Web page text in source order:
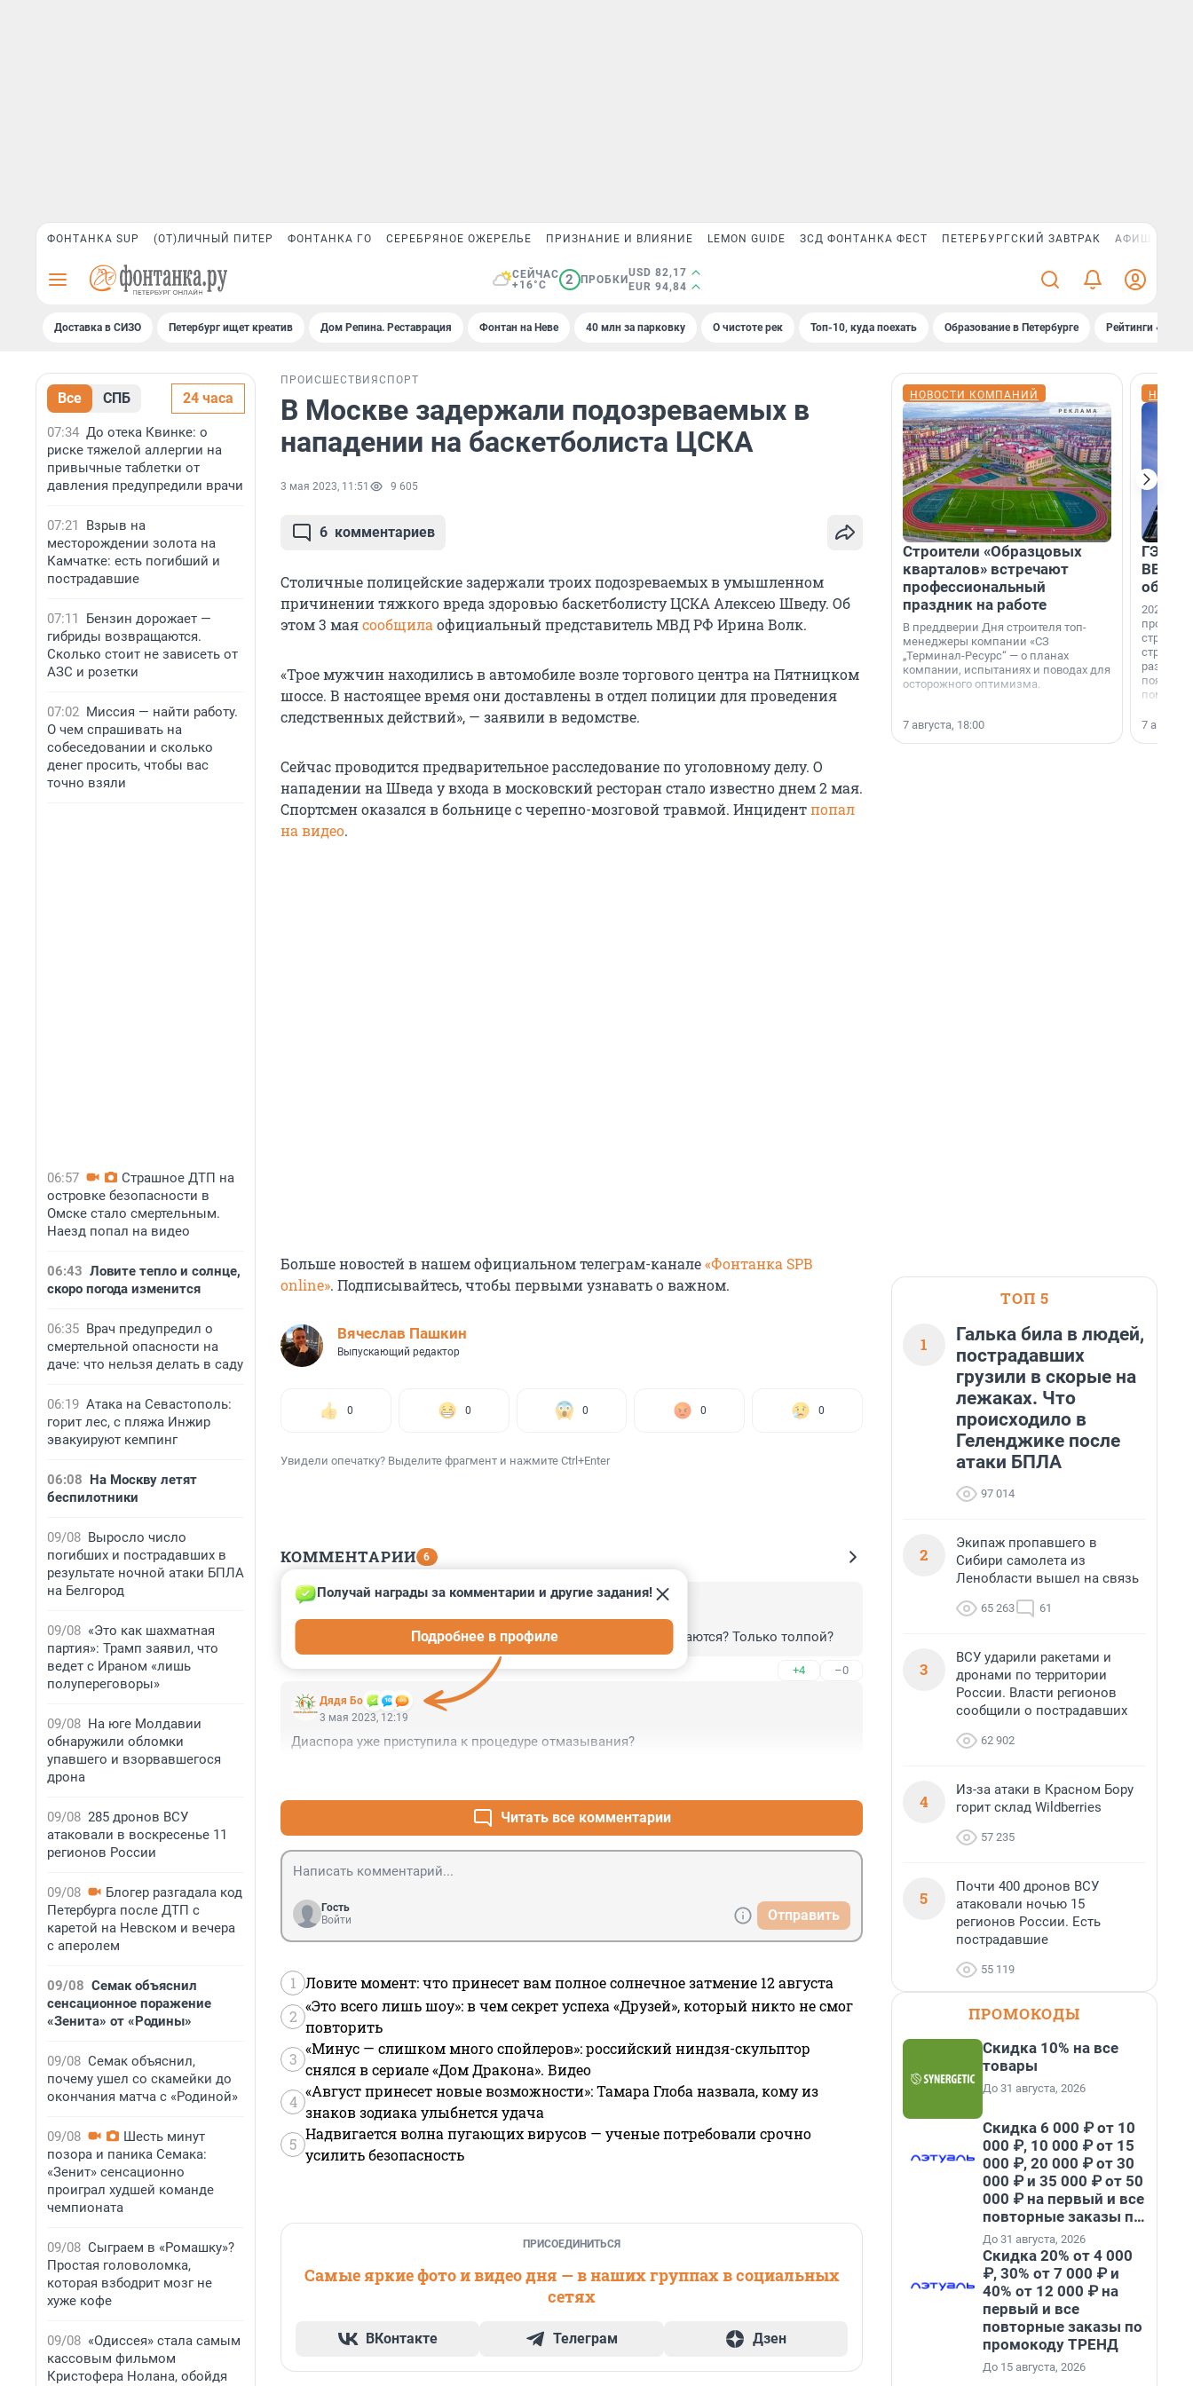
ФОНТАНКА SUP (ОТ)ЛИЧНЫЙ ПИТЕР ФОНТАНКА ГО СЕРЕБРЯНОЕ ОЖЕРЕЛЬЕ ПРИЗНАНИЕ И ВЛИЯНИЕ LEMON GUIDE ЗСД ФОНТАНКА ФЕСТ ПЕТЕРБУРГСКИЙ ЗАВТРАК АФИША PLUS
СЕЙЧАС
+16°C
2 ПРОБКИ
USD 82,17
EUR 94,84
Доставка в СИЗО Петербург ищет креатив Дом Репина. Реставрация Фонтан на Неве 40 млн за парковку О чистоте рек Топ-10, куда поехать Образование в Петербурге Рейтинги
Все СПБ 24 часа
07:34 До отека Квинке: о
риске тяжелой аллергии на
привычные таблетки от
давления предупредили врачи
07:21
Взрыв на
месторождении золота на
Камчатке: есть погибший и
пострадавшие
07:11
Бензин дорожает —
гибриды возвращаются.
Сколько стоит не зависеть от
АЗС и розетки
07:02 Миссия — найти работу.
О чем спрашивать на
собеседовании и сколько
денег просить, чтобы вас
точно взяли
06:57
Страшное ДТП на
островке безопасности в
Омске стало смертельным.
Наезд попал на видео
06:43 Ловите тепло и солнце,
скоро погода изменится
06:35 Врач предупредил о
смертельной опасности на
даче: что нельзя делать в саду
06:19 Атака на Севастополь:
горит лес, с пляжа Инжир
эвакуируют кемпинг
06:08 На Москву летят
беспилотники
09/08 Выросло число
погибших и пострадавших в
результате ночной атаки БПЛА
на Белгород
09/08 «Это как шахматная
партия»: Трамп заявил, что
ведет с Ираном «лишь
полупереговоры»
09/08 На юге Молдавии
обнаружили обломки
упавшего и взорвавшегося
дрона
09/08 285 дронов ВСУ
атаковали в воскресенье 11
регионов России
09/08
Блогер разгадала код
Петербурга после ДТП с
каретой на Невском и вечера
с аперолем
09/08 Семак объяснил
сенсационное поражение
«Зенита» от «Родины»
09/08 Семак объяснил,
почему ушел со скамейки до
окончания матча с «Родиной»
09/08
Шесть минут
позора и паника Семака:
«Зенит» сенсационно
проиграл худшей команде
чемпионата
09/08 Сыграем в «Ромашку»?
Простая головоломка,
которая взбодрит мозг не
хуже кофе
09/08 «Одиссея» стала самым
кассовым фильмом
Кристофера Нолана, обойдя
ПРОИСШЕСТВИЯ СПОРТ
В Москве задержали подозреваемых в
нападении на баскетболиста ЦСКА
3 мая 2023, 11:51 9 605
6 комментариев
Столичные полицейские задержали троих подозреваемых в умышленном
причинении тяжкого вреда здоровью баскетболисту ЦСКА Алексею Шведу. Об
этом 3 маясообщила официальный представитель МВД РФ Ирина Волк.
«Трое мужчин находились в автомобиле возле торгового центра на Пятницком
шоссе. В настоящее время они доставлены в отдел полиции для проведения
следственных действий», — заявили в ведомстве.
Сейчас проводится предварительное расследование по уголовному делу. О
нападении на Шведа у входа в московский ресторан стало известно днем 2 мая.
Спортсмен оказался в больнице с черепно-мозговой травмой. Инцидентпопал
на видео.
Больше новостей в нашем официальном телеграм-канале«Фонтанка SPB
online». Подписывайтесь, чтобы первыми узнавать о важном.
Вячеслав Пашкин
Выпускающий редактор
0 0 0 0 0
Увидели опечатку? Выделите фрагмент и нажмите Ctrl+Enter
КОММЕНТАРИИ 6
Гость
Мне интересно, они поодиночке вообще никогда не передвигаются? Только толпой?
+4 –0
Дядя Бо
Получай награды за комментарии и другие задания!
Подробнее в профиле
3 мая 2023, 12:19
Диаспора уже приступила к процедуре отмазывания?
Читать все комментарии
Гость
Войти
Отправить
1 Ловите момент: что принесет вам полное солнечное затмение 12 августа
2
«Это всего лишь шоу»: в чем секрет успеха «Друзей», который никто не смог
повторить
3
«Минус — слишком много спойлеров»: российский ниндзя-скульптор
снялся в сериале «Дом Дракона». Видео
4
«Август принесет новые возможности»: Тамара Глоба назвала, кому из
знаков зодиака улыбнется удача
5
Надвигается волна пугающих вирусов — ученые потребовали срочно
усилить безопасность
ПРИСОЕДИНИТЬСЯ
Самые яркие фото и видео дня — в наших группах в социальных
сетях
ВКонтакте Телеграм Дзен
НОВОСТИ КОМПАНИЙ
Строители «Образцовых
кварталов» встречают
профессиональный
праздник на работе
В преддверии Дня строителя топ-
менеджеры компании «СЗ
„Терминал-Ресурс“ — о планах
компании, испытаниях и поводах для
осторожного оптимизма.
7 августа, 18:00
ГЭС,
ВВП: в
об
2026-й —
раз. В
7
ТОП 5
1
Галька била в людей,
пострадавших
грузили в скорые на
лежаках. Что
происходило в
Геленджике после
атаки БПЛА
97 014
2
Экипаж пропавшего в
Сибири самолета из
Ленобласти вышел на связь
65 263 61
3
ВСУ ударили ракетами и
дронами по территории
России. Власти регионов
сообщили о пострадавших
62 902
4
Из-за атаки в Красном Бору
горит склад Wildberries
57 235
5
Почти 400 дронов ВСУ
атаковали ночью 15
регионов России. Есть
пострадавшие
55 119
ПРОМОКОДЫ
Скидка 10% на все
товары
До 31 августа, 2026
Скидка 6 000 ₽ от 10
000 ₽, 10 000 ₽ от 15
000 ₽, 20 000 ₽ от 30
000 ₽ и 35 000 ₽ от 50
000 ₽ на первый и все
повторные заказы по
промокоду НАБЕРИ
До 31 августа, 2026
Скидка 20% от 4 000
₽, 30% от 7 000 ₽ и
40% от 12 000 ₽ на
первый и все
повторные заказы по
промокоду ТРЕНД
До 15 августа, 2026